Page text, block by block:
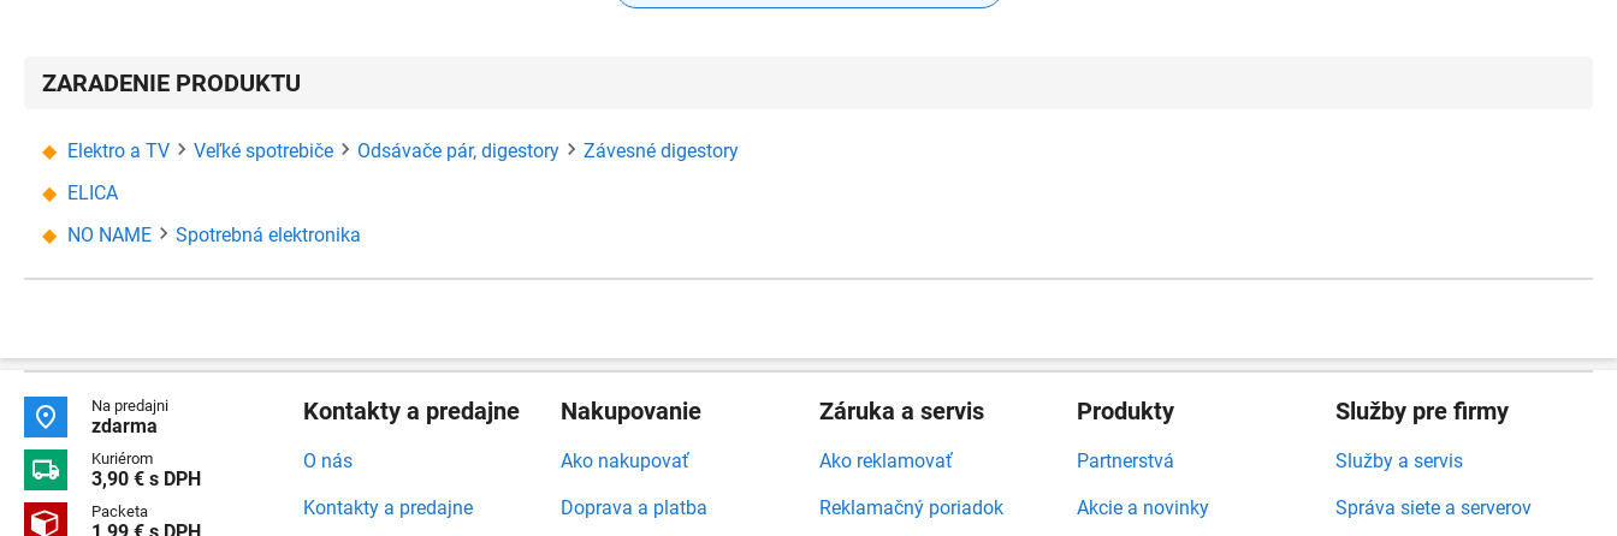
ZARADENIE PRODUKTU
Elektro a TV Veľké spotrebiče Odsávače pár, digestory
Závesné digestory
ELICA
NO NAME
Spotrebná elektronika
 Na predajni
zdarma
 Kuriérom
3,90 € s DPH
 Packeta
Kontakty a predajne
O nás
Kontakty a predajne
Nakupovanie
Ako nakupovať
Doprava a platba
Záruka a servis
Ako reklamovať
Reklamačný poriadok
Produkty
Partnerstvá
Akcie a novinky
Služby pre firmy
Služby a servis
Správa siete a serverov